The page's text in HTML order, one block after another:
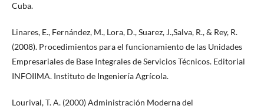
Cuba.
Linares, E., Fernández, M., Lora, D., Suarez, J.,Salva, R., & Rey, R.
(2008). Procedimientos para el funcionamiento de las Unidades
Empresariales de Base Integrales de Servicios Técnicos. Editorial
INFOIIMA. Instituto de Ingeniería Agrícola.
Lourival, T. A. (2000) Administración Moderna del